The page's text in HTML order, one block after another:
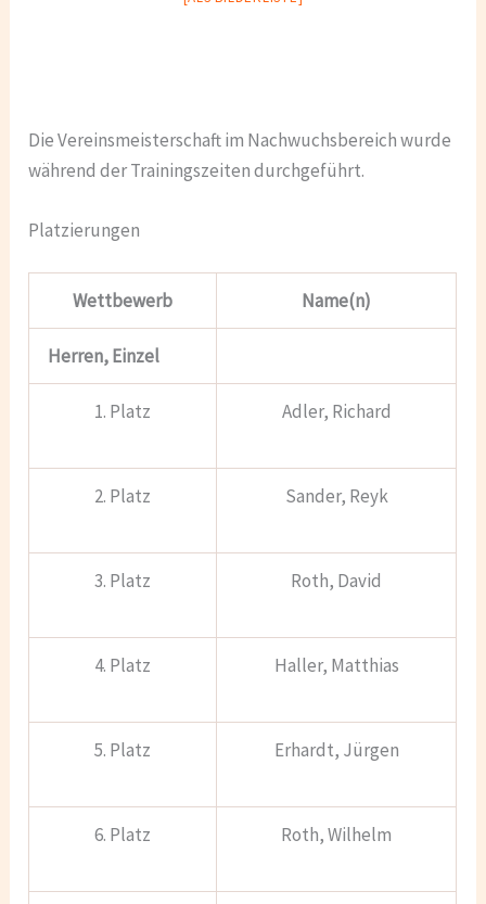
Die Vereinsmeisterschaft im Nachwuchsbereich wurde
während der Trainingszeiten durchgeführt.
Platzierungen
Wettbewerb Name(n)
Herren, Einzel
1. Platz Adler, Richard
2. Platz Sander, Reyk
3. Platz Roth, David
4. Platz Haller, Matthias
5. Platz Erhardt, Jürgen
6. Platz Roth, Wilhelm